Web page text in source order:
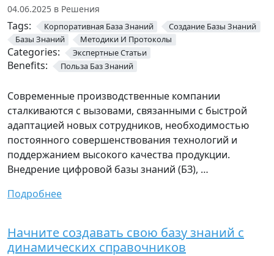
04.06.2025 в Решения
Tags: Корпоративная База Знаний
Создание Базы Знаний
Базы Знаний
Методики И Протоколы
Categories: Экспертные Статьи
Benefits: Польза Баз Знаний
Современные производственные компании
сталкиваются с вызовами, связанными с быстрой
адаптацией новых сотрудников, необходимостью
постоянного совершенствования технологий и
поддержанием высокого качества продукции.
Внедрение цифровой базы знаний (БЗ), …
Подробнее
Начните создавать свою базу знаний с
динамических справочников